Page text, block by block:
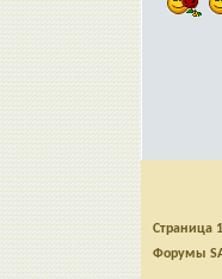
Страница 1
Форумы